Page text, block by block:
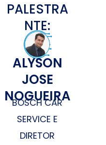
PALESTRA
NTE:
ALYSON
JOSE
NOGUEIRA
BOSCH CAR
SERVICE E
DIRETOR